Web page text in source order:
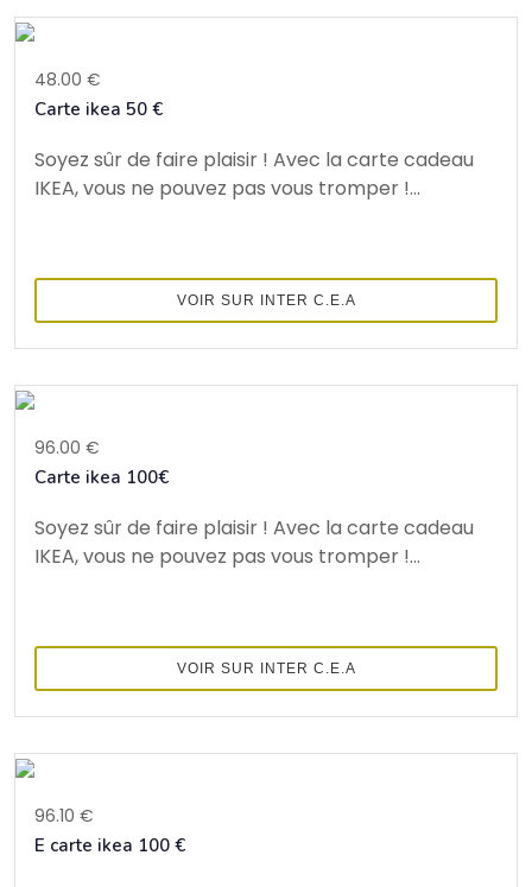
48.00 €
Carte ikea 50 €
Soyez sûr de faire plaisir ! Avec la carte cadeau
IKEA, vous ne pouvez pas vous tromper !...
VOIR SUR INTER C.E.A
96.00 €
Carte ikea 100€
Soyez sûr de faire plaisir ! Avec la carte cadeau
IKEA, vous ne pouvez pas vous tromper !...
VOIR SUR INTER C.E.A
96.10 €
E carte ikea 100 €